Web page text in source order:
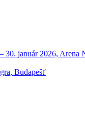
január 2026, Arena
Budapešť